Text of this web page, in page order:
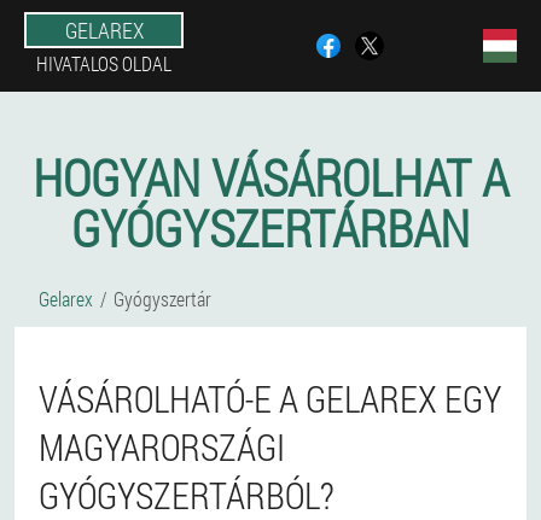
GELAREX
HIVATALOS OLDAL
HOGYAN VÁSÁROLHAT A
GYÓGYSZERTÁRBAN
Gelarex Gyógyszertár
VÁSÁROLHATÓ-E A GELAREX EGY
MAGYARORSZÁGI
GYÓGYSZERTÁRBÓL?